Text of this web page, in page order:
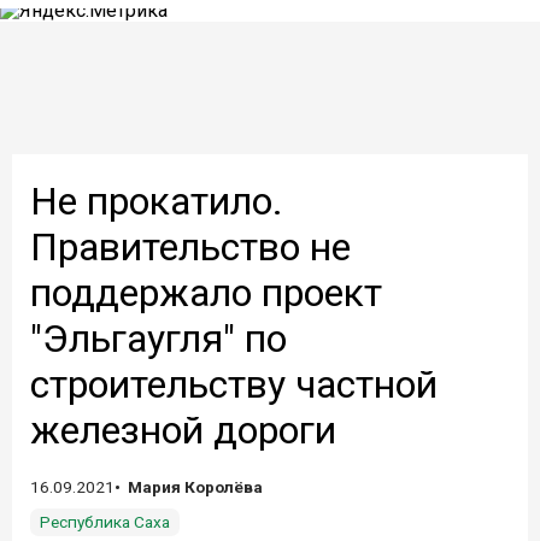
Не прокатило.
Правительство не
поддержало проект
"Эльгаугля" по
строительству частной
железной дороги
16.09.2021
Мария Королёва
Республика Саха